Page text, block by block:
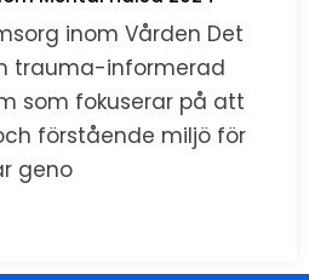
inom Vården Det
trauma-informerad
som fokuserar på att
förstående miljö för
geno